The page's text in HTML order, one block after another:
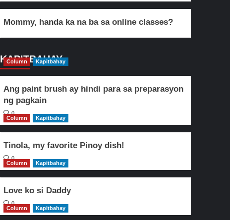
Mommy, handa ka na ba sa online classes?
KAPITBAHAY
Column Kapitbahay
Ang paint brush ay hindi para sa preparasyon
ng pagkain
0
Column
Kapitbahay
Tinola, my favorite Pinoy dish!
0
Column
Kapitbahay
Love ko si Daddy
0
Column
Kapitbahay